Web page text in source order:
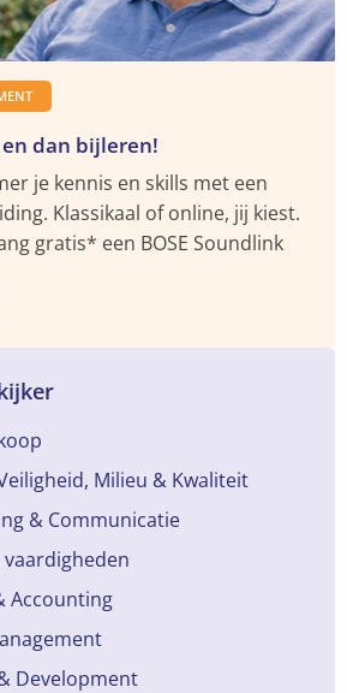
dan bijleren!
je kennis en skills met een
Klassikaal of online, jij kiest.
gratis* een BOSE Soundlink
Milieu & Kwaliteit
& Communicatie
Accounting
Development